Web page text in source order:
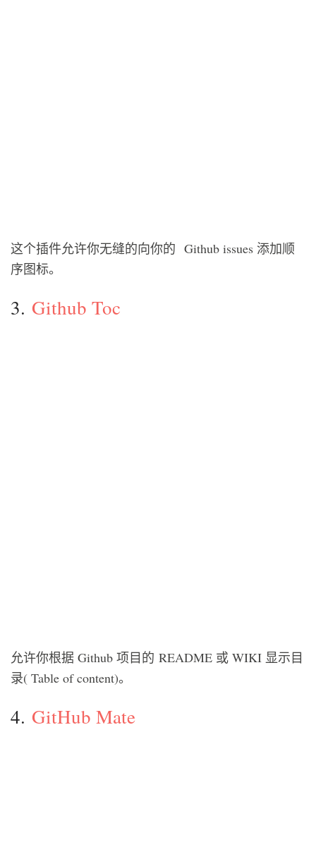
这个插件允许你无缝的向你的 Github issues 添加顺
序图标。
3. Github Toc
允许你根据 Github 项目的 README 或 WIKI 显示目
录( Table of content)。
4. GitHub Mate